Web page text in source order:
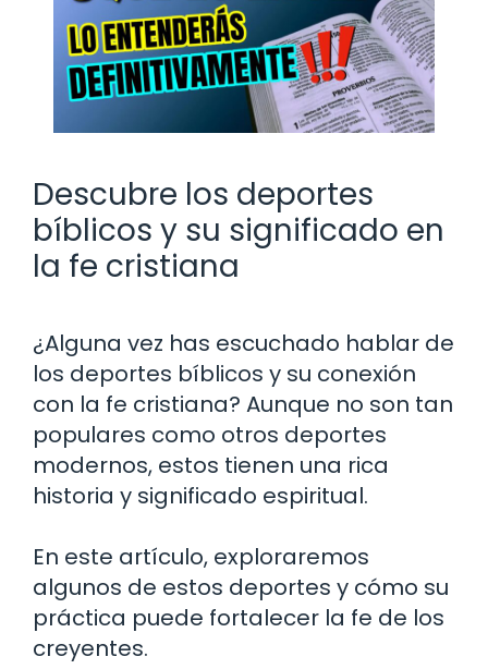
Descubre los deportes
bíblicos y su significado en
la fe cristiana
¿Alguna vez has escuchado hablar de
los deportes bíblicos y su conexión
con la fe cristiana? Aunque no son tan
populares como otros deportes
modernos, estos tienen una rica
historia y significado espiritual.
En este artículo, exploraremos
algunos de estos deportes y cómo su
práctica puede fortalecer la fe de los
creyentes.